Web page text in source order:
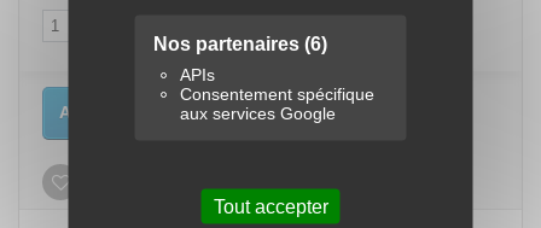
Nos partenaires (6)
APIs
Consentement spécifique
aux services Google
Tout accepter
Ajouter au panier